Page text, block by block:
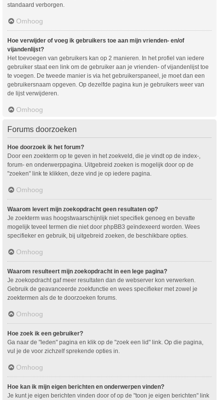
standaard verborgen.
Omhoog
Hoe verwijder of voeg ik gebruikers toe aan mijn vrienden- en/of
vijandenlijst?
Het toevoegen van gebruikers kan op 2 manieren. In het profiel van iedere
gebruiker staat een link om de gebruiker aan je vrienden- of vijandenlijst toe
te voegen. De tweede manier is via het gebruikerspaneel, je moet dan een
gebruikersnaam opgeven. Op dezelfde pagina kun je gebruikers weer van
de lijst verwijderen.
Omhoog
Forums doorzoeken
Hoe doorzoek ik het forum?
Door een zoekterm op te geven in het zoekveld, die je vindt op de index-,
forum- en onderwerppagina. Uitgebreid zoeken is mogelijk door op de
"zoeken" link te klikken, deze vind je op iedere pagina.
Omhoog
Waarom levert mijn zoekopdracht geen resultaten op?
Je zoekterm was hoogstwaarschijnlijk niet specifiek genoeg en bevatte
mogelijk teveel termen die niet door phpBB3 geïndexeerd worden. Wees
specifieker en gebruik, bij uitgebreid zoeken, de beschikbare opties.
Omhoog
Waarom resulteert mijn zoekopdracht in een lege pagina?
Je zoekopdracht gaf meer resultaten dan de webserver kon verwerken.
Gebruik de geavanceerde zoekfunctie en wees specifieker met zowel je
zoektermen als de te doorzoeken forums.
Omhoog
Hoe zoek ik een gebruiker?
Ga naar de "leden" pagina en klik op de "zoek een lid" link. Op die pagina,
vul je de voor zichzelf sprekende opties in.
Omhoog
Hoe kan ik mijn eigen berichten en onderwerpen vinden?
Je kunt je eigen berichten vinden door of op de "toon je eigen berichten" link